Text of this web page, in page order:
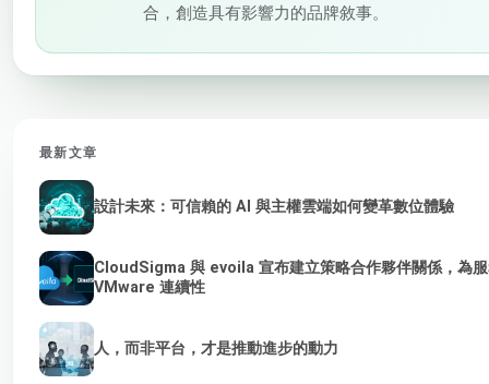
合，創造具有影響力的品牌敘事。
最新文章
設計未來：可信賴的 AI 與主權雲端如何變革數位體驗
CloudSigma 與 evoila 宣布建立策略合作夥伴關係，為
VMware 連續性
人，而非平台，才是推動進步的動力